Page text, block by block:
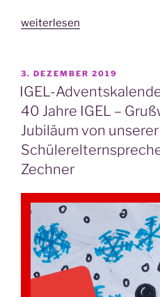
„Respekt­
Mit­
ein­
an­
der
an
der
KLR
Unse­
Schul­
tern­
weiterlesen
VERÖFFENTLICHT
AM
3. DEZEMBER 2019
IGEL-
40 Jahre IGEL –
Jubiläum von unserer
Zechner